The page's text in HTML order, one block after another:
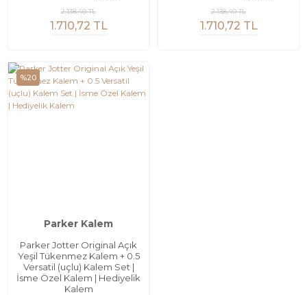
1.710,72 TL
2.138,40 TL
1.710,72 TL
2.138,40 TL
%20
Parker Kalem
Parker Jotter Original Açık
Yeşil Tükenmez Kalem + 0.5
Versatil (uçlu) Kalem Set |
İsme Özel Kalem | Hediyelik
Kalem